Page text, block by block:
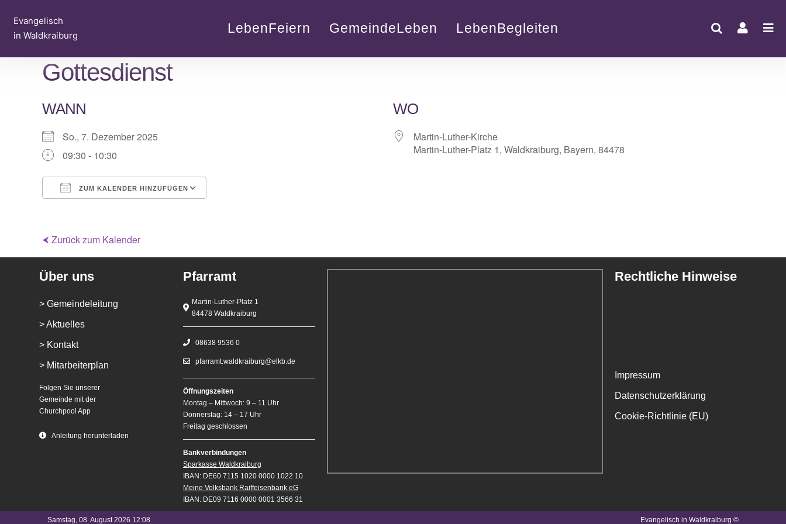
Inhalt
springen
Evangelisch
in Waldkraiburg
LebenFeiern GemeindeLeben LebenBegleiten
Gottesdienst
WANN
So., 7. Dezember 2025
09:30 - 10:30
ZUM KALENDER HINZUFÜGEN
WO
Martin-Luther-Kirche
Martin-Luther-Platz 1, Waldkraiburg, Bayern, 84478
⮜ Zurück zum Kalender
Über uns
> Gemeindeleitung
> Aktuelles
> Kontakt
> Mitarbeiterplan
Folgen Sie unserer
Gemeinde mit der
Churchpool App
Anleitung herunterladen
Pfarramt
Martin-Luther-Platz 1
84478 Waldkraiburg
08638 9536 0
pfarramt.waldkraiburg@elkb.de
Öffnungszeiten
Montag – Mittwoch: 9 – 11 Uhr
Donnerstag: 14 – 17 Uhr
Freitag geschlossen
Bankverbindungen
Sparkasse Waldkraiburg
IBAN: DE60 7115 1020 0000 1022 10
Meine Volksbank Raiffeisenbank eG
IBAN: DE09 7116 0000 0001 3566 31
Rechtliche Hinweise
Impressum
Datenschutzerklärung
Cookie-Richtlinie (EU)
Samstag, 08. August 2026 12:08 Evangelisch in Waldkraiburg ©